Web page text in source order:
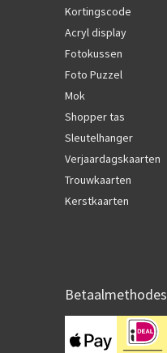
Kortingscode
Acryl display
Fotokussen
Foto Puzzel
Mok
Shopper tas
Sleutelhanger
Verjaardagskaarten
Trouwkaarten
Kerstkaarten
Betaalmethodes